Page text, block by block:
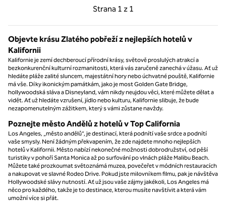
Strana 1 z 1
Předchozí strana, 1 z 1
Strana 1 z 1
Objevte krásu Zlatého pobřeží z nejlepších hotelů v
Kalifornii
Kalifornie je zemí dechberoucí přírodní krásy, světově proslulých atrakcí a
bezkonkurenční kulturní rozmanitosti, která vás zaručeně zanechá v úžasu. Ať už
hledáte pláže zalité sluncem, majestátní hory nebo úchvatné pouště, Kalifornie
má vše. Díky ikonickým památkám, jako je most Golden Gate Bridge,
hollywoodská sláva a Disneyland, vám nikdy neujdou věci, které můžete dělat a
vidět. Ať už hledáte vzrušení, jídlo nebo kulturu, Kalifornie slibuje, že bude
nezapomenutelným zážitkem, který s vámi zůstane navždy.
Poznejte město Andělů z hotelů v Top California
Los Angeles, „město andělů“, je destinací, která podnítí vaše srdce a podnítí
vaše smysly. Není žádným překvapením, že zde najdete mnoho nejlepších
hotelů v Kalifornii. Město nabízí nekonečné možnosti dobrodružství, od pěší
turistiky v pohoří Santa Monica až po surfování po vlnách pláže Malibu Beach.
Můžete také prozkoumat světoznámá muzea, povečeřet v módních restauracích
a nakupovat ve slavné Rodeo Drive. Pokud jste milovníkem filmu, pak je návštěva
Hollywoodské slávy nutností. Ať už jsou vaše zájmy jakékoli, Los Angeles má
něco pro každého, takže je to destinace, kterou musíte navštívit a která vám
umožní více si přát.